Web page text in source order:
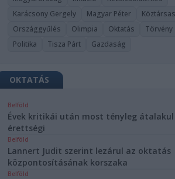
Karácsony Gergely
Magyar Péter
Országgyűlés
Olimpia Oktatás Törvény
Politika
Tisza Párt Gazdaság
OKTATÁS
Belföld
Évek kritikái után most tényleg
érettségi
Belföld
Lannert Judit szerint lezárul az oktatás
központosításának korszaka
Belföld